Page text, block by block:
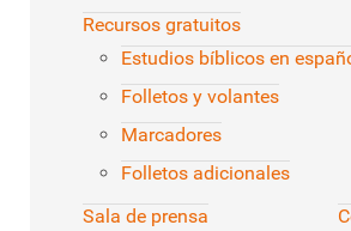
Recursos gratuitos
Estudios bíblicos en
Folletos y volantes
Marcadores
Folletos adicionales
Sala de prensa